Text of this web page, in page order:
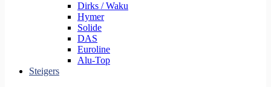
Dirks / Waku
Hymer
Solide
DAS
Euroline
Alu-Top
Steigers